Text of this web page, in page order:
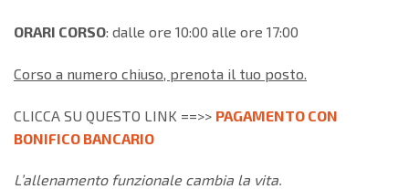
ORARI CORSO: dalle ore 10:00 alle ore 17:00
Corso a numero chiuso, prenota il tuo posto.
CLICCA SU QUESTO LINK ==>> PAGAMENTO CON
BONIFICO BANCARIO
L’allenamento funzionale cambia la vita.